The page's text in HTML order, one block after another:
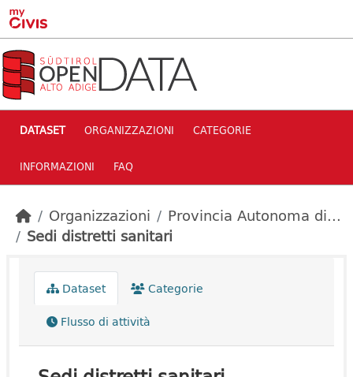
Skip to main content
DATASET ORGANIZZAZIONI CATEGORIE
INFORMAZIONI FAQ
Organizzazioni
Provincia Autonoma di...
Sedi distretti sanitari
Dataset
Categorie
Flusso di attività